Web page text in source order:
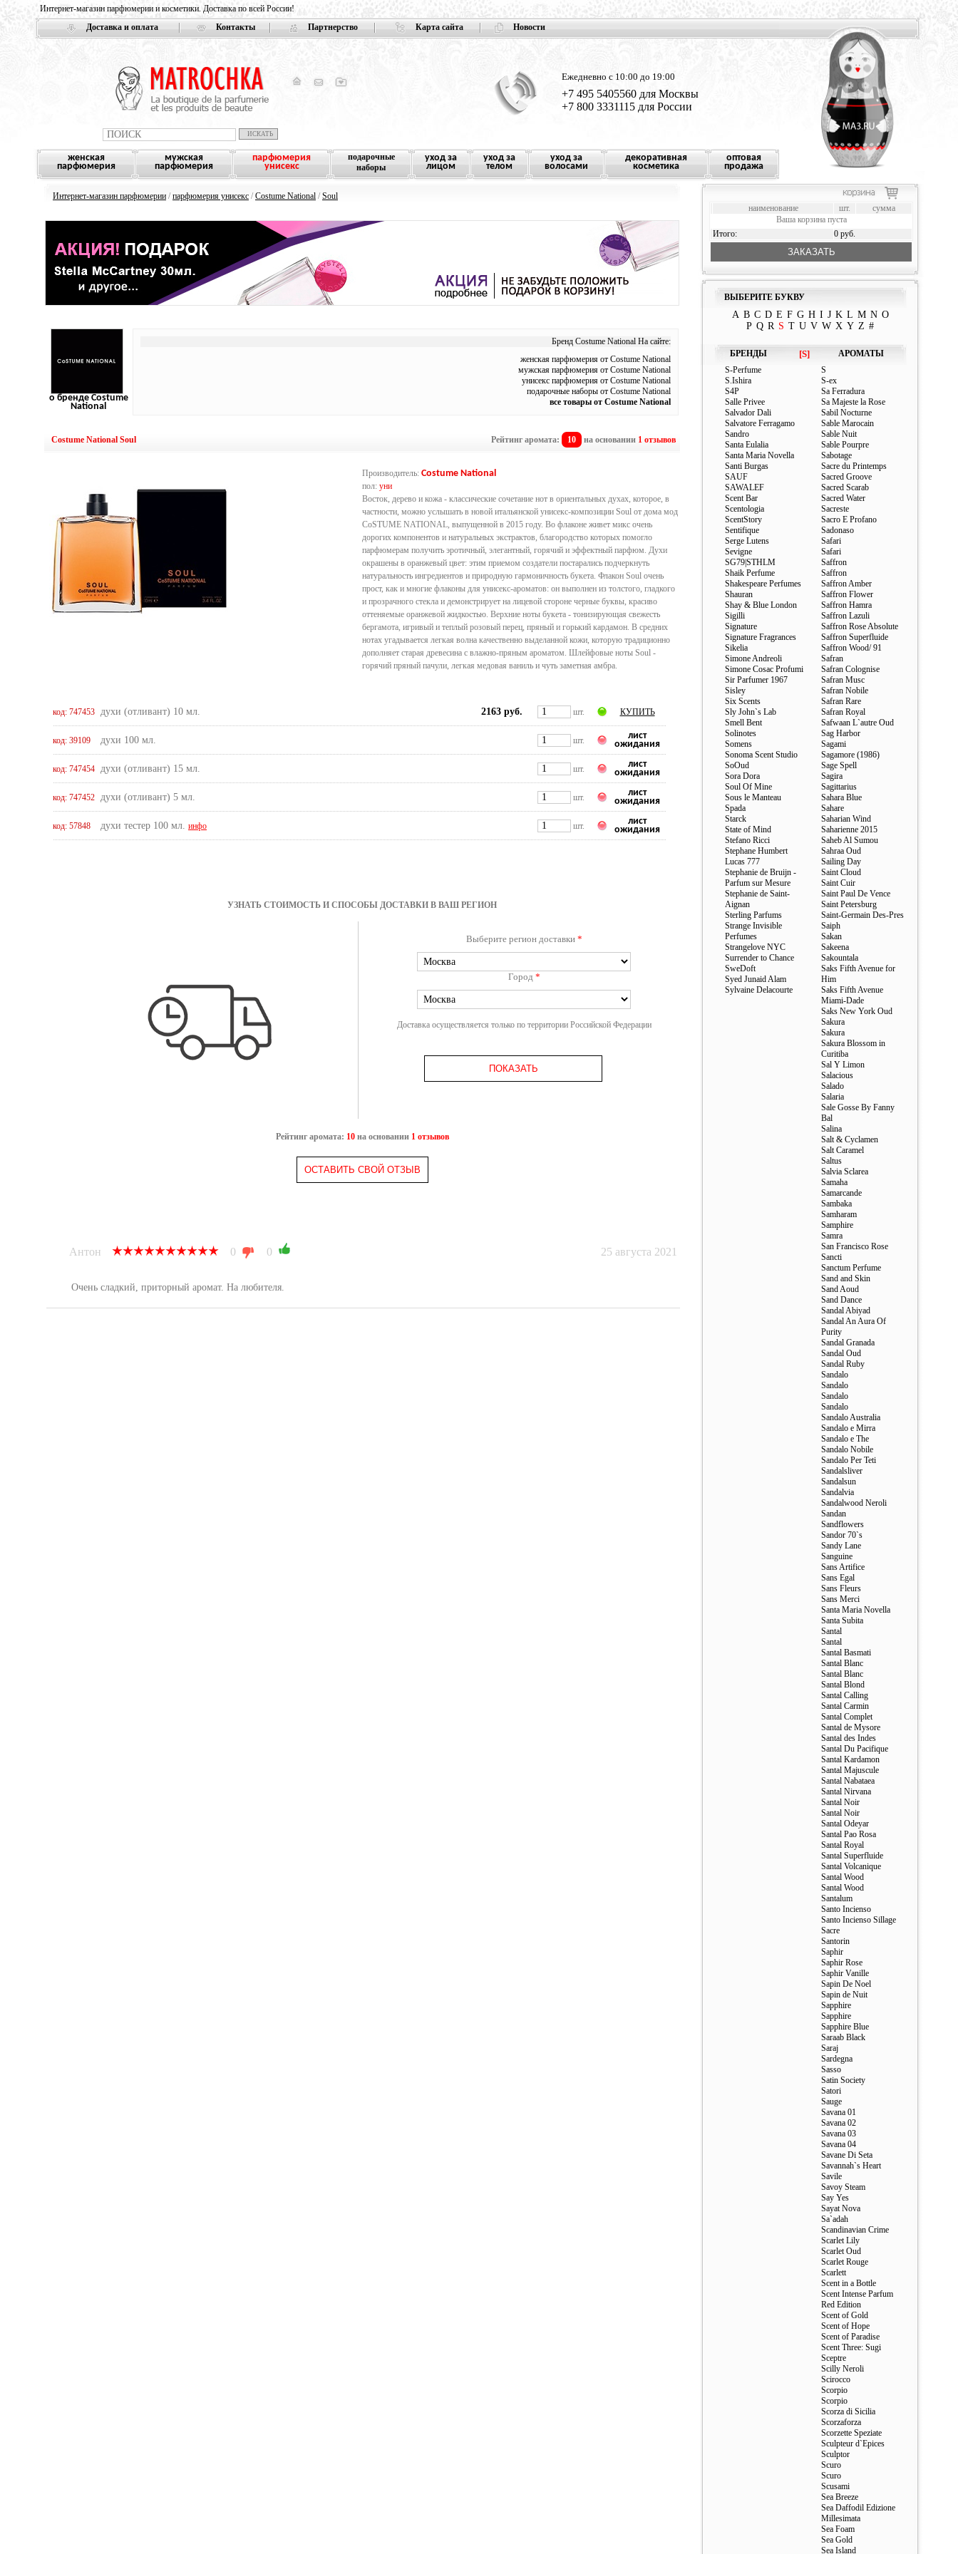
Интернет-магазин парфюмерии и косметики. Доставка по всей России!
Доставка и оплата
Контакты Партнерство Карта сайта Новости
Ежедневно с 10:00 до 19:00
+7 495 5405560 для Москвы
+7 800 3331115 для России
женская
парфюмерия
мужская
парфюмерия
парфюмерия
унисекс
подарочные
наборы
уход за
лицом
уход за
телом
уход за
волосами
декоративная
косметика
оптовая
продажа
Интернет-магазин парфюмерии /парфюмерия унисекс /Costume National /Soul
о бренде Costume
National
Бренд Costume National На сайте:
женская парфюмерия от Costume National
мужская парфюмерия от Costume National
унисекс парфюмерия от Costume National
подарочные наборы от Costume National
все товары от Costume National
Costume National Soul Рейтинг аромата: 10 на основании 1 отзывов
Производитель: Costume National
пол: уни
Восток, дерево и кожа - классические сочетание нот в ориентальных духах, которое, в
частности, можно услышать в новой итальянской унисекс-композиции Soul от дома мод
CoSTUME NATIONAL, выпущенной в 2015 году. Во флаконе живет микс очень
дорогих компонентов и натуральных экстрактов, благородство которых помогло
парфюмерам получить эротичный, элегантный, горячий и эффектный парфюм. Духи
окрашены в оранжевый цвет: этим приемом создатели постарались подчеркнуть
натуральность ингредиентов и природную гармоничность букета. Флакон Soul очень
прост, как и многие флаконы для унисекс-ароматов: он выполнен из толстого, гладкого
и прозрачного стекла и демонстрирует на лицевой стороне черные буквы, красиво
оттеняемые оранжевой жидкостью. Верхние ноты букета - тонизирующая свежесть
бергамота, игривый и теплый розовый перец, пряный и горький кардамон. В средних
нотах угадывается легкая волна качественно выделанной кожи, которую традиционно
дополняет старая древесина с влажно-пряным ароматом. Шлейфовые ноты Soul -
горячий пряный пачули, легкая медовая ваниль и чуть заметная амбра.
код: 747453 духи (отливант) 10 мл. 2163 руб. шт. КУПИТЬ
код: 39109 духи 100 мл. шт.
лист
ожидания
код: 747454 духи (отливант) 15 мл. шт.
лист
ожидания
код: 747452 духи (отливант) 5 мл. шт.
лист
ожидания
код: 57848 духи тестер 100 мл. инфо шт.
лист
ожидания
УЗНАТЬ СТОИМОСТЬ И СПОСОБЫ ДОСТАВКИ В ВАШ РЕГИОН
Выберите регион доставки *
Город *
Доставка осуществляется только по территории Российской Федерации
ПОКАЗАТЬ
Рейтинг аромата: 10на основании 1 отзывов
ОСТАВИТЬ СВОЙ ОТЗЫВ
Антон 0 0 25 августа 2021
Очень сладкий, приторный аромат. На любителя.
наименование шт.
сумма
Ваша корзина пуста
Итого:
0 руб.
ЗАКАЗАТЬ
ВЫБЕРИТЕ БУКВУ
A B C D E F G H I J K L M N O
P Q R S T U V W X Y Z #
БРЕНДЫ [S]
АРОМАТЫ
S-Perfume
S.Ishira
S4P
Salle Privee
Salvador Dali
Salvatore Ferragamo
Sandro
Santa Eulalia
Santa Maria Novella
Santi Burgas
SAUF
SAWALEF
Scent Bar
Scentologia
ScentStory
Sentifique
Serge Lutens
Sevigne
SG79|STHLM
Shaik Perfume
Shakespeare Perfumes
Shauran
Shay & Blue London
Sigilli
Signature
Signature Fragrances
Sikelia
Simone Andreoli
Simone Cosac Profumi
Sir Parfumer 1967
Sisley
Six Scents
Sly John`s Lab
Smell Bent
Solinotes
Somens
Sonoma Scent Studio
SoOud
Sora Dora
Soul Of Mine
Sous le Manteau
Spada
Starck
State of Mind
Stefano Ricci
Stephane Humbert
Lucas 777
Stephanie de Bruijn -
Parfum sur Mesure
Stephanie de Saint-
Aignan
Sterling Parfums
Strange Invisible
Perfumes
Strangelove NYC
Surrender to Chance
SweDoft
Syed Junaid Alam
Sylvaine Delacourte
S
S-ex
Sa Ferradura
Sa Majeste la Rose
Sabil Nocturne
Sable Marocain
Sable Nuit
Sable Pourpre
Sabotage
Sacre du Printemps
Sacred Groove
Sacred Scarab
Sacred Water
Sacreste
Sacro E Profano
Sadonaso
Safari
Safari
Saffron
Saffron
Saffron Amber
Saffron Flower
Saffron Hamra
Saffron Lazuli
Saffron Rose Absolute
Saffron Superfluide
Saffron Wood/ 91
Safran
Safran Colognise
Safran Musc
Safran Nobile
Safran Rare
Safran Royal
Safwaan L`autre Oud
Sag Harbor
Sagami
Sagamore (1986)
Sage Spell
Sagira
Sagittarius
Sahara Blue
Sahare
Saharian Wind
Saharienne 2015
Saheb Al Sumou
Sahraa Oud
Sailing Day
Saint Cloud
Saint Cuir
Saint Paul De Vence
Saint Petersburg
Saint-Germain Des-Pres
Saiph
Sakan
Sakeena
Sakountala
Saks Fifth Avenue for
Him
Saks Fifth Avenue
Miami-Dade
Saks New York Oud
Sakura
Sakura
Sakura Blossom in
Curitiba
Sal Y Limon
Salacious
Salado
Salaria
Sale Gosse By Fanny
Bal
Salina
Salt & Cyclamen
Salt Caramel
Saltus
Salvia Sclarea
Samaha
Samarcande
Sambaka
Samharam
Samphire
Samra
San Francisco Rose
Sancti
Sanctum Perfume
Sand and Skin
Sand Aoud
Sand Dance
Sandal Abiyad
Sandal An Aura Of
Purity
Sandal Granada
Sandal Oud
Sandal Ruby
Sandalo
Sandalo
Sandalo
Sandalo
Sandalo Australia
Sandalo e Mirra
Sandalo e The
Sandalo Nobile
Sandalo Per Teti
Sandalsliver
Sandalsun
Sandalvia
Sandalwood Neroli
Sandan
Sandflowers
Sandor 70`s
Sandy Lane
Sanguine
Sans Artifice
Sans Egal
Sans Fleurs
Sans Merci
Santa Maria Novella
Santa Subita
Santal
Santal
Santal Basmati
Santal Blanc
Santal Blanc
Santal Blond
Santal Calling
Santal Carmin
Santal Complet
Santal de Mysore
Santal des Indes
Santal Du Pacifique
Santal Kardamon
Santal Majuscule
Santal Nabataea
Santal Nirvana
Santal Noir
Santal Noir
Santal Odeyar
Santal Pao Rosa
Santal Royal
Santal Superfluide
Santal Volcanique
Santal Wood
Santal Wood
Santalum
Santo Incienso
Santo Incienso Sillage
Sacre
Santorin
Saphir
Saphir Rose
Saphir Vanille
Sapin De Noel
Sapin de Nuit
Sapphire
Sapphire
Sapphire Blue
Saraab Black
Saraj
Sardegna
Sasso
Satin Society
Satori
Sauge
Savana 01
Savana 02
Savana 03
Savana 04
Savane Di Seta
Savannah`s Heart
Savile
Savoy Steam
Say Yes
Sayat Nova
Sa`adah
Scandinavian Crime
Scarlet Lily
Scarlet Oud
Scarlet Rouge
Scarlett
Scent in a Bottle
Scent Intense Parfum
Red Edition
Scent of Gold
Scent of Hope
Scent of Paradise
Scent Three: Sugi
Sceptre
Scilly Neroli
Scirocco
Scorpio
Scorpio
Scorza di Sicilia
Scorzaforza
Scorzette Speziate
Sculpteur d`Epices
Sculptor
Scuro
Scuro
Scusami
Sea Breeze
Sea Daffodil Edizione
Millesimata
Sea Foam
Sea Gold
Sea Island